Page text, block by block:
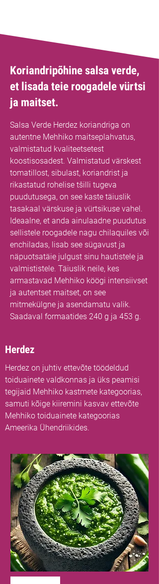
Koriandripõhine salsa verde,
et lisada teie roogadele vürtsi
ja maitset.
Salsa Verde Herdez koriandriga on
autentne Mehhiko maitseplahvatus,
valmistatud kvaliteetsetest
koostisosadest. Valmistatud värskest
tomatillost, sibulast, koriandrist ja
rikastatud rohelise tšilli tugeva
puudutusega, on see kaste täiuslik
tasakaal värskuse ja vürtsikuse vahel.
Ideaalne, et anda ainulaadne puudutus
sellistele roogadele nagu chilaquiles või
enchiladas, lisab see sügavust ja
näpuotsatäie julgust sinu hautistele ja
valmististele. Täiuslik neile, kes
armastavad Mehhiko köögi intensiivset
ja autentset maitset, on see
mitmekülgne ja asendamatu valik.
Saadaval formaatides 240 g ja 453 g.
Herdez
Herdez on juhtiv ettevõte töödeldud
toiduainete valdkonnas ja üks peamisi
tegijaid Mehhiko kastmete kategoorias,
samuti kõige kiiremini kasvav ettevõte
Mehhiko toiduainete kategoorias
Ameerika Ühendriikides.